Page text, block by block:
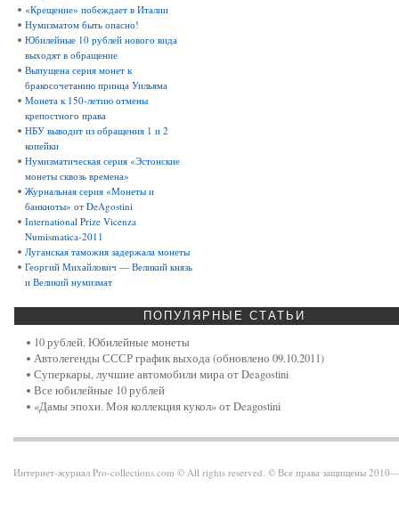
«Крещение» побеждает в Италии
Нумизматом быть опасно!
Юбилейные 10 рублей нового вида
выходят в обращение
Выпущена серия монет к
бракосочетанию принца Уильяма
Монета к 150-летию отмены
крепостного права
НБУ выводит из обращения 1 и 2
копейки
Нумизматическая серия «Эстонские
монеты сквозь времена»
Журнальная серия «Монеты и
банкноты» от DeAgostini
International Prize Vicenza
Numismatica-2011
Луганская таможня задержала монеты
Георгий Михайлович — Великий князь
и Великий нумизмат
ПОПУЛЯРНЫЕ СТАТЬИ
10 рублей. Юбилейные монеты
Автолегенды СССР график выхода (обновлено 09.10.2011)
Суперкары, лучшие автомобили мира от Deagostini
Все юбилейные 10 рублей
«Дамы эпохи. Моя коллекция кукол» от Deagostini
Интернет-журнал Pro-collections.com © All rights reserved. © Все права защищены